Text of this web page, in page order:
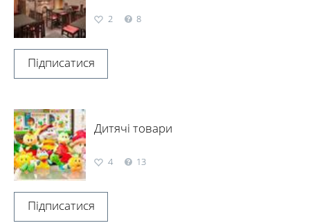
2 8
Підписатися
Дитячі товари
4 13
Підписатися